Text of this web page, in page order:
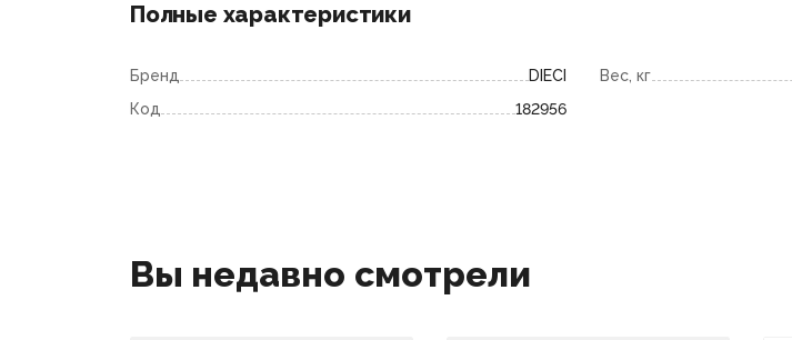
Полные характеристики
Бренд
DIECI
Код
182956
Вес, кг
Вы недавно смотрели